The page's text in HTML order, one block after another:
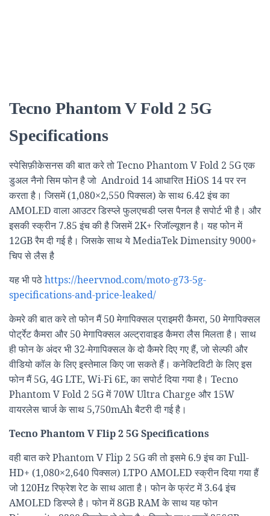
Tecno Phantom V Fold 2 5G
Specifications
स्पेसिफ़ीकेसनस की बात करे तो Tecno Phantom V Fold 2 5G एक
डुअल नैनो सिम फोन है जो Android 14 आधारित HiOS 14 पर रन
करता है। जिसमें (1,080×2,550 पिक्सल) के साथ 6.42 इंच का
AMOLED वाला आउटर डिस्प्ले फुलएचडी प्लस पैनल है सपोर्ट भी है। और
इसकी स्क्रीन 7.85 इंच की है जिसमें 2K+ रिजॉल्यूशन है। यह फोन में
12GB रैम दी गई है। जिसके साथ ये MediaTek Dimensity 9000+
चिप से लैस है
यह भी पठेhttps://heervnod.com/moto-g73-5g-
specifications-and-price-leaked/
केमरे की बात करे तो फोन मैं 50 मेगापिक्सल प्राइमरी कैमरा, 50 मेगापिक्सल
पोर्ट्रेट कैमरा और 50 मेगापिक्सल अल्ट्रावाइड कैमरा लैस मिलता है। साथ
ही फोन के अंदर भी 32-मेगापिक्सल के दो कैमरे दिए गए हैं, जो सेल्फी और
वीडियो कॉल के लिए इस्तेमाल किए जा सकते हैं। कनेक्टिविटी के लिए इस
फोन मैं 5G, 4G LTE, Wi-Fi 6E, का सपोर्ट दिया गया है। Tecno
Phantom V Fold 2 5G में 70W Ultra Charge और 15W
वायरलेस चार्ज के साथ 5,750mAh बैटरी दी गई है।
Tecno Phantom V Flip 2 5G Specifications
वही बात करे Phantom V Flip 2 5G की तो इसमे 6.9 इंच का Full-
HD+ (1,080×2,640 पिक्सल) LTPO AMOLED स्क्रीन दिया गया हैं
जो 120Hz रिफ्रेश रेट के साथ आता है। फोन के फ्रंट में 3.64 इंच
AMOLED डिस्प्ले है। फोन में 8GB RAM के साथ यह फोन